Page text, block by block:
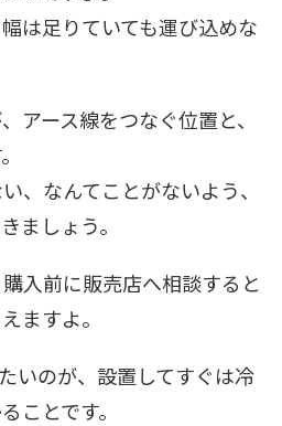
は足りていても運び込めな
アース線をつなぐ位置と、
、なんてことがないよう、
ましょう。
入前に販売店へ相談すると
ますよ。
いのが、設置してすぐは冷
ことです。